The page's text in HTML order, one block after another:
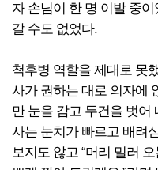
자 손님이 한 명 이발 중
갈 수도 없었다.
척후병 역할을 제대로 못
사가 권하는 대로 의자에
만 눈을 감고 두건을 벗어
사는 눈치가 빠르고 배려
보지도 않고 “머리 밀러